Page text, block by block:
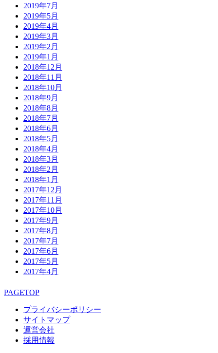
2019年7月
2019年5月
2019年4月
2019年3月
2019年2月
2019年1月
2018年12月
2018年11月
2018年10月
2018年9月
2018年8月
2018年7月
2018年6月
2018年5月
2018年4月
2018年3月
2018年2月
2018年1月
2017年12月
2017年11月
2017年10月
2017年9月
2017年8月
2017年7月
2017年6月
2017年5月
2017年4月
PAGETOP
プライバシーポリシー
サイトマップ
運営会社
採用情報